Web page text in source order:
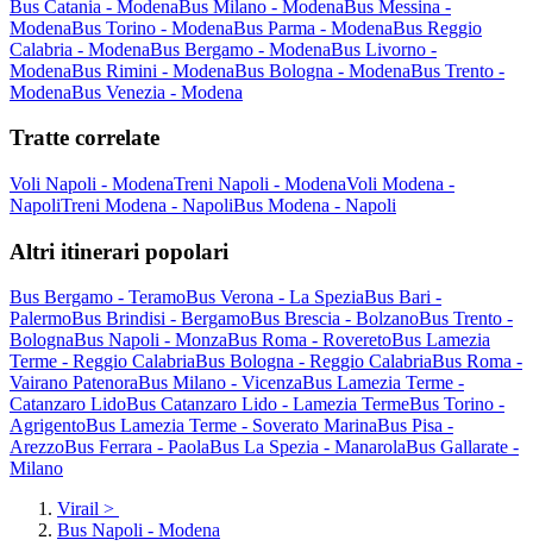
Bus Catania - ModenaBus Milano - ModenaBus Messina -
ModenaBus Torino - ModenaBus Parma - ModenaBus Reggio
Calabria - ModenaBus Bergamo - ModenaBus Livorno -
ModenaBus Rimini - ModenaBus Bologna - ModenaBus Trento -
ModenaBus Venezia - Modena
Tratte correlate
Voli Napoli - ModenaTreni Napoli - ModenaVoli Modena -
NapoliTreni Modena - NapoliBus Modena - Napoli
Altri itinerari popolari
Bus Bergamo - TeramoBus Verona - La SpeziaBus Bari -
PalermoBus Brindisi - BergamoBus Brescia - BolzanoBus Trento -
BolognaBus Napoli - MonzaBus Roma - RoveretoBus Lamezia
Terme - Reggio CalabriaBus Bologna - Reggio CalabriaBus Roma -
Vairano PatenoraBus Milano - VicenzaBus Lamezia Terme -
Catanzaro LidoBus Catanzaro Lido - Lamezia TermeBus Torino -
AgrigentoBus Lamezia Terme - Soverato MarinaBus Pisa -
ArezzoBus Ferrara - PaolaBus La Spezia - ManarolaBus Gallarate -
Milano
Virail >
Bus Napoli - Modena